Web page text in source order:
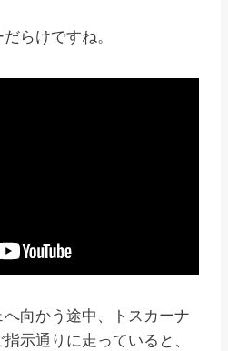
らけですね。
向かう途中、トスカーナ
示通りに走っていると、